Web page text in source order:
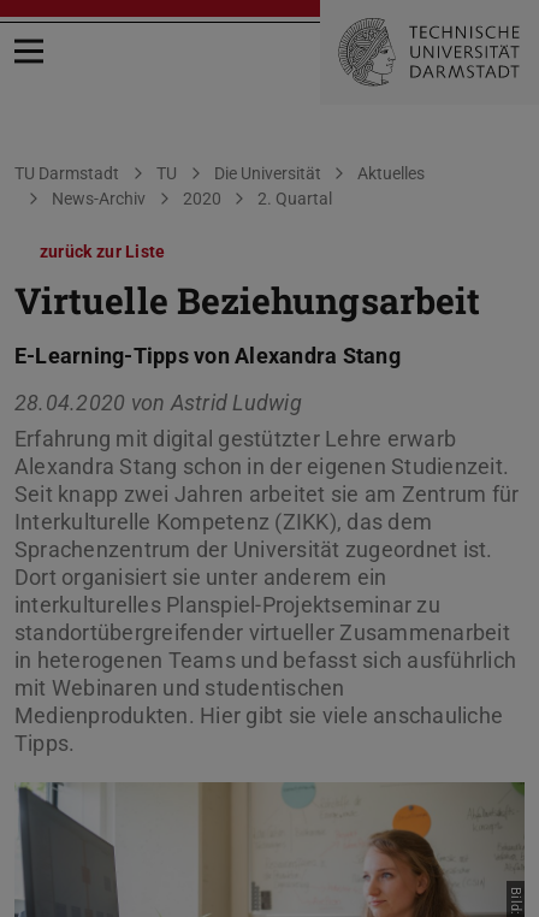
Menü öffnen
Sie befinden sich hier:
TU Darmstadt TU Die Universität
Aktuelles
News-Archiv
2020 2. Quartal
zurück zur Liste
Virtuelle Beziehungsarbeit
E-Learning-Tipps von Alexandra Stang
28.04.2020 von Astrid Ludwig
Erfahrung mit digital gestützter Lehre erwarb
Alexandra Stang schon in der eigenen Studienzeit.
Seit knapp zwei Jahren arbeitet sie am Zentrum für
Interkulturelle Kompetenz (ZIKK), das dem
Sprachenzentrum der Universität zugeordnet ist.
Dort organisiert sie unter anderem ein
interkulturelles Planspiel-Projektseminar zu
standortübergreifender virtueller Zusammenarbeit
in heterogenen Teams und befasst sich ausführlich
mit Webinaren und studentischen
Medienprodukten. Hier gibt sie viele anschauliche
Tipps.